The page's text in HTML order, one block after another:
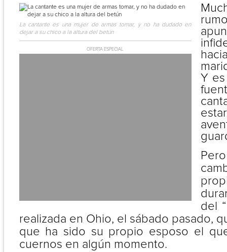
La cantante es una mujer de armas tomar, y no ha dudado en
dejar a su chico a la altura del betún
OFERTA ESPECIAL
Y
del
realizada en Ohio, el sábado pasado,
que ha sido su propio esposo el
cuernos en algún momento.